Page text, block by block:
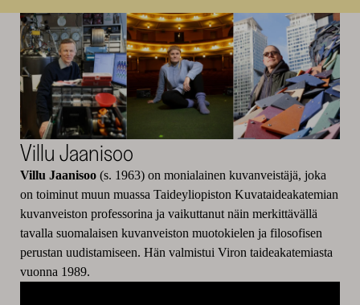
Villu Jaanisoo
Villu Jaanisoo(s. 1963) on monialainen kuvanveistäjä, joka
on toiminut muun muassa Taideyliopiston Kuvataideakatemian
kuvanveiston professorina ja vaikuttanut näin merkittävällä
tavalla suomalaisen kuvanveiston muotokielen ja filosofisen
perustan uudistamiseen. Hän valmistui Viron taideakatemiasta
vuonna 1989.